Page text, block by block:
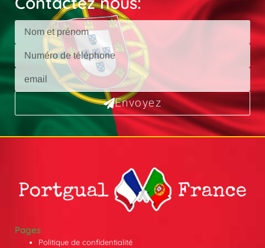
Envoyez
Pages
Politique de confidentialité